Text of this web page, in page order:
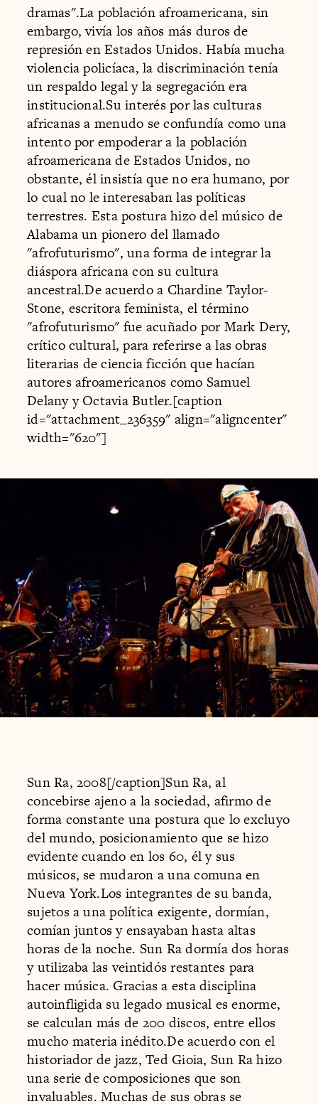
dramas".La población afroamericana, sin
embargo, vivía los años más duros de
represión en Estados Unidos. Había mucha
violencia policíaca, la discriminación tenía
un respaldo legal y la segregación era
institucional.Su interés por las culturas
africanas a menudo se confundía como una
intento por empoderar a la población
afroamericana de Estados Unidos, no
obstante, él insistía que no era humano, por
lo cual no le interesaban las políticas
terrestres. Esta postura hizo del músico de
Alabama un pionero del llamado
"afrofuturismo", una forma de integrar la
diáspora africana con su cultura
ancestral.De acuerdo a Chardine Taylor-
Stone, escritora feminista, el término
"afrofuturismo" fue acuñado por Mark Dery,
crítico cultural, para referirse a las obras
literarias de ciencia ficción que hacían
autores afroamericanos como Samuel
Delany y Octavia Butler.[caption
id="attachment_236359" align="aligncenter"
width="620"]
Sun Ra, 2008[/caption]Sun Ra, al
concebirse ajeno a la sociedad, afirmo de
forma constante una postura que lo excluyo
del mundo, posicionamiento que se hizo
evidente cuando en los 60, él y sus
músicos, se mudaron a una comuna en
Nueva York.Los integrantes de su banda,
sujetos a una política exigente, dormían,
comían juntos y ensayaban hasta altas
horas de la noche. Sun Ra dormía dos horas
y utilizaba las veintidós restantes para
hacer música. Gracias a esta disciplina
autoinfligida su legado musical es enorme,
se calculan más de 200 discos, entre ellos
mucho materia inédito.De acuerdo con el
historiador de jazz, Ted Gioia, Sun Ra hizo
una serie de composiciones que son
invaluables. Muchas de sus obras se